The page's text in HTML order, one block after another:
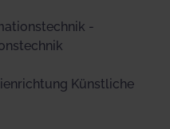
-
Künstliche